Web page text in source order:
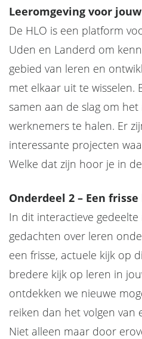
Leeromgeving voor
De HLO is een platform
Uden en Landerd om
gebied van leren en
met elkaar uit te wisselen.
samen aan de slag om
werknemers te halen. Er
interessante projecten
Welke dat zijn hoor je in
Onderdeel 2 – Een
In dit interactieve
gedachten over leren
een frisse, actuele kijk op
bredere kijk op leren in
ontdekken we nieuwe
reiken dan het volgen van
Niet alleen maar door